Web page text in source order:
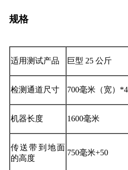
规格
适用测试产品 巨型 25 公斤
检测通道尺寸 700毫米（宽）
机器长度 1600毫米
传送带到地面
的高度
750毫米+50